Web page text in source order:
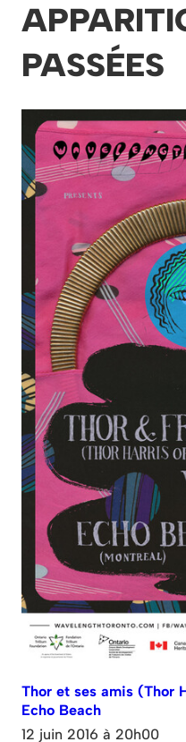
PASSÉES
Thor et ses amis (Thor
Echo Beach
12 juin 2016 à 20h00